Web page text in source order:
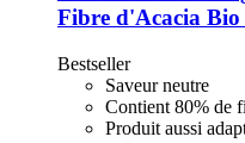
Fibre d'Acacia Bio
Bestseller
Saveur neutre
Contient 80% de
Produit aussi